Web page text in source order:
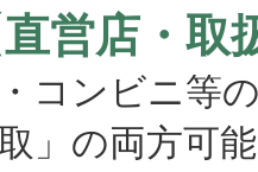
直営店・
コンビニ等
」の両方可